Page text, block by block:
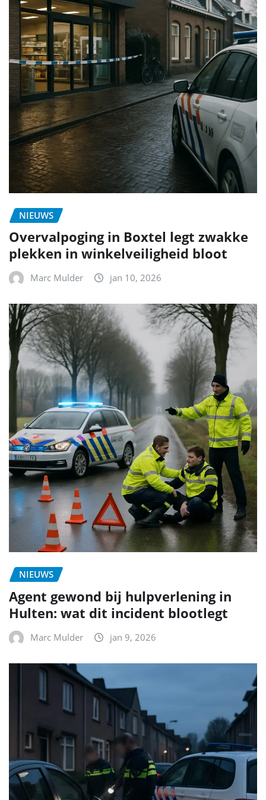
NIEUWS
Overvalpoging in Boxtel legt zwakke
plekken in winkelveiligheid bloot
Marc Mulder jan 10, 2026
NIEUWS
Agent gewond bij hulpverlening in
Hulten: wat dit incident blootlegt
Marc Mulder jan 9, 2026